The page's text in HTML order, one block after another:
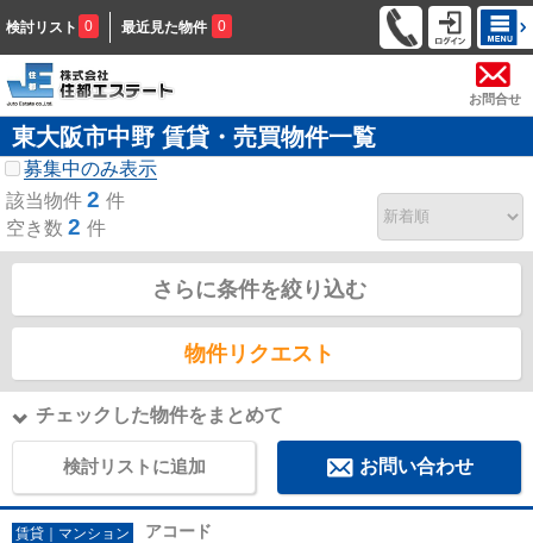
検討リスト 0 最近見た物件 0
お問合せ
東大阪市中野 賃貸・売買物件一覧
募集中のみ表示
該当物件 2 件
空き数 2 件
さらに条件を絞り込む
物件リクエスト
チェックした物件をまとめて
検討リストに追加 お問い合わせ
賃貸｜マンション アコード